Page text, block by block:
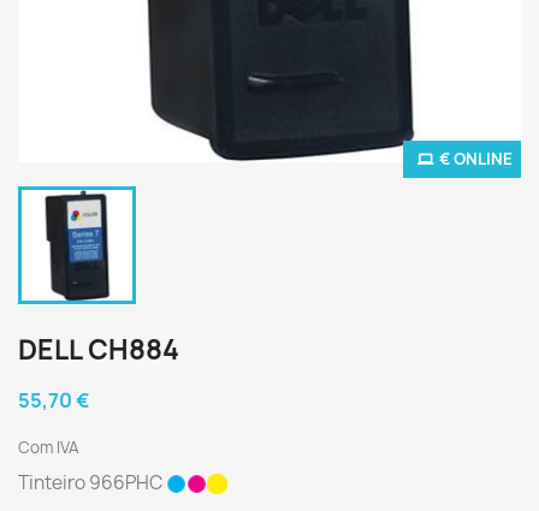
€ ONLINE
DELL CH884
55,70 €
Com IVA
Tinteiro 966PHC